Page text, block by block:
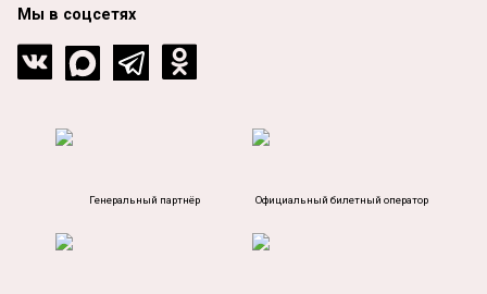
Мы в соцсетях
Генеральный партнёр Официальный билетный оператор